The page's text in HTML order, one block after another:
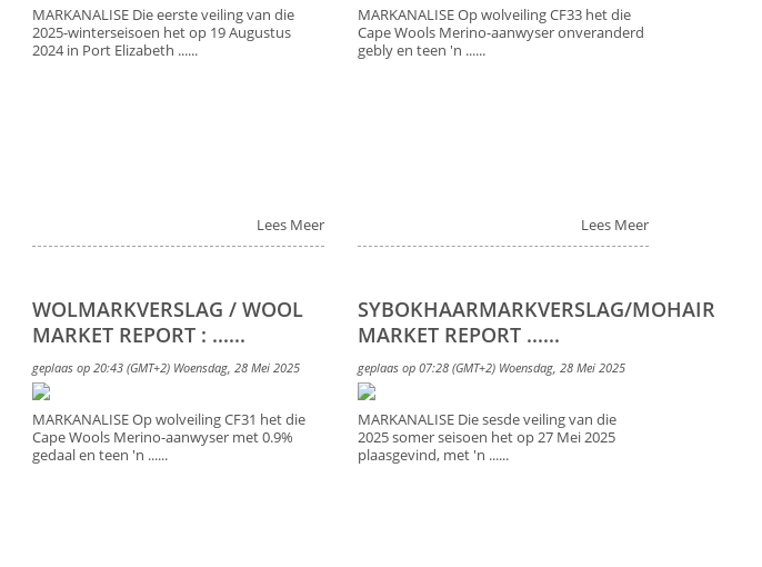
MARKANALISE Die eerste veiling van die
2025-winterseisoen het op 19 Augustus
2024 in Port Elizabeth ......
Lees Meer
MARKANALISE Op wolveiling CF33 het die
Cape Wools Merino-aanwyser onveranderd
gebly en teen 'n ......
Lees Meer
WOLMARKVERSLAG / WOOL
MARKET REPORT : ......
geplaas op 20:43 (GMT+2) Woensdag, 28 Mei 2025
MARKANALISE Op wolveiling CF31 het die
Cape Wools Merino-aanwyser met 0.9%
gedaal en teen 'n ......
SYBOKHAARMARKVERSLAG/MOHAIR
MARKET REPORT ......
geplaas op 07:28 (GMT+2) Woensdag, 28 Mei 2025
MARKANALISE Die sesde veiling van die
2025 somer seisoen het op 27 Mei 2025
plaasgevind, met 'n ......